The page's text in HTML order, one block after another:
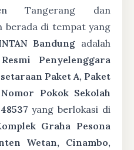
Tangerang dan
berada di tempat yang
Bandung adalah
Penyelenggara
Paket A, Paket
Nomor Pokok Sekolah
yang berlokasi di
Graha Pesona
Wetan, Cinambo,